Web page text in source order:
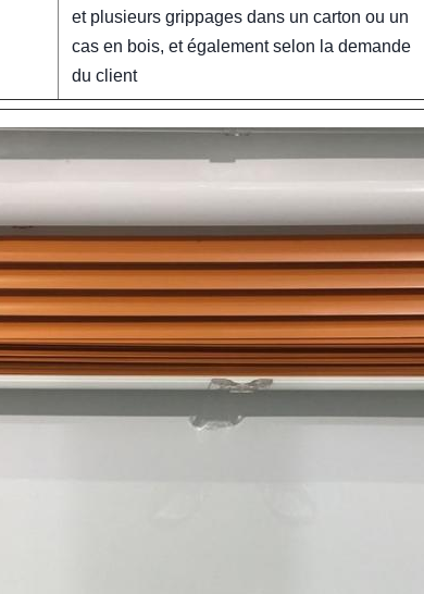
et plusieurs grippages dans un carton ou un
cas en bois, et également selon la demande
du client